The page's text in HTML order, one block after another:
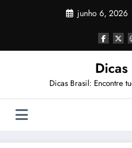
junho 6, 2026
Dicas Brasil: Encontre